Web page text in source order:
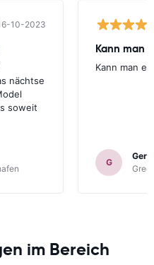
10-2023
nächtse
soweit
Kann man
Kann man
G
im Bereich